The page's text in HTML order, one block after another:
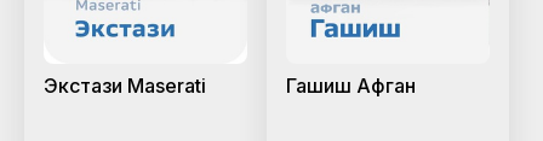
Экстази Maserati Гашиш Афган